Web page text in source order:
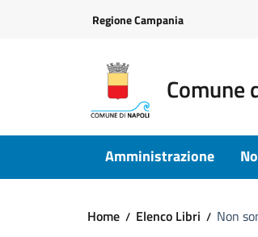
Regione Campania
Comune
Amministrazione
Home Elenco Libri Non